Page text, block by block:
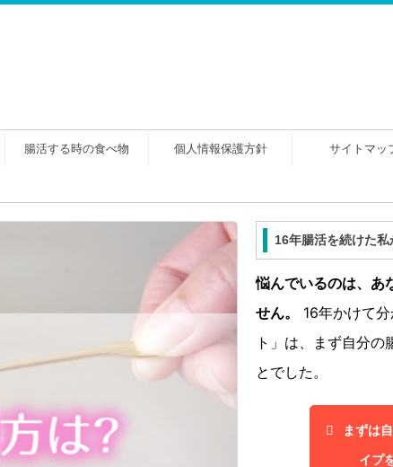
腸活する時の食べ物 個人情報保護方針 サイトマッ
16年腸活を続けた私
悩んでいるのは、あ
せん。
16年かけて
ト」は、まず自分の
とでした。
まずは
イプ